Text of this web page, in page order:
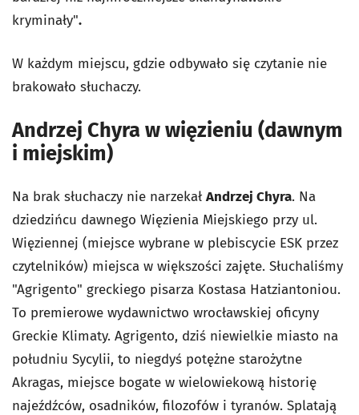
kryminały".
W każdym miejscu, gdzie odbywało się czytanie nie
brakowało słuchaczy.
Andrzej Chyra w więzieniu (dawnym
i miejskim)
Na brak słuchaczy nie narzekałAndrzej Chyra. Na
dziedzińcu dawnego Więzienia Miejskiego przy ul.
Więziennej (miejsce wybrane w plebiscycie ESK przez
czytelników) miejsca w większości zajęte. Słuchaliśmy
"Agrigento" greckiego pisarza Kostasa Hatziantoniou.
To premierowe wydawnictwo wrocławskiej oficyny
Greckie Klimaty. Agrigento, dziś niewielkie miasto na
południu Sycylii, to niegdyś potężne starożytne
Akragas, miejsce bogate w wielowiekową historię
najeźdźców, osadników, filozofów i tyranów. Splatają